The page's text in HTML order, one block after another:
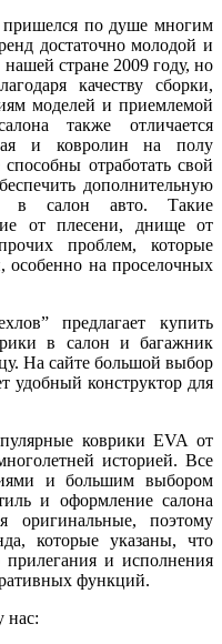
пришелся по душе многим
достаточно молодой и
стране 2009 году, но
качеству сборки,
моделей и приемлемой
также отличается
и ковролин на полу
отработать свой
дополнительную
в салон авто. Такие
от плесени, днище от
проблем, которые
особенно на проселочных
предлагает купить
в салон и багажник
На сайте большой выбор
удобный конструктор для
коврики EVA от
историей. Все
и большим выбором
и оформление салона
оригинальные, поэтому
которые указаны, что
прилегания и исполнения
функций.
нас: